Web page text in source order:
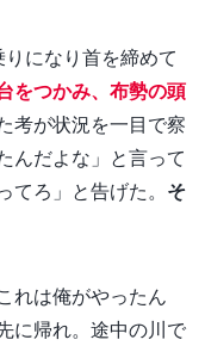
になり首を締めて
をつかみ、布勢の頭
考が状況を一目で察
んだよな」と言って
てろ」と告げた。 そ
れは俺がやったん
に帰れ。途中の川で